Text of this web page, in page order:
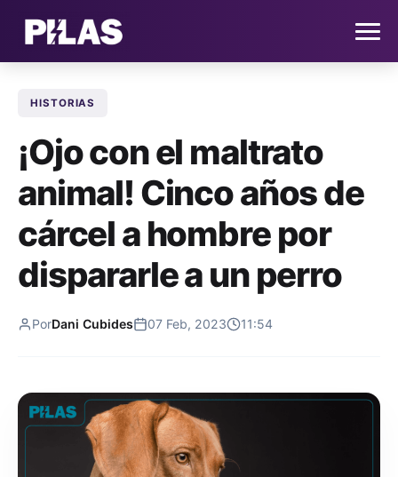
NOTICIAS
QUIÉNES SOMOS
CONTACTO
SUSCRÍBETE
HISTORIAS
¡Ojo con el maltrato
animal! Cinco años de
cárcel a hombre por
dispararle a un perro
PorDani Cubides 07 Feb, 2023 11:54